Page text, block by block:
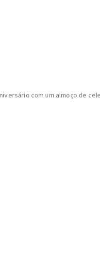
com um almoço de